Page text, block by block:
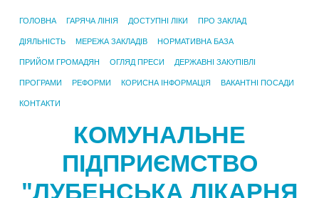
ГОЛОВНА ГАРЯЧА ЛІНІЯ ДОСТУПНІ ЛІКИ ПРО ЗАКЛАД
ДІЯЛЬНІСТЬ МЕРЕЖА ЗАКЛАДІВ НОРМАТИВНА БАЗА
ПРИЙОМ ГРОМАДЯН ОГЛЯД ПРЕСИ ДЕРЖАВНІ ЗАКУПІВЛІ
ПРОГРАМИ РЕФОРМИ КОРИСНА ІНФОРМАЦІЯ ВАКАНТНІ ПОСАДИ
КОНТАКТИ
КОМУНАЛЬНЕ
ПІДПРИЄМСТВО
"ЛУБЕНСЬКА ЛІКАРНЯ